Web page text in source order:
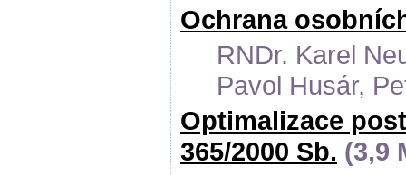
Ochrana
RNDr. Karel
Pavol Husár,
Optimalizace
365/2000 Sb. (3,9